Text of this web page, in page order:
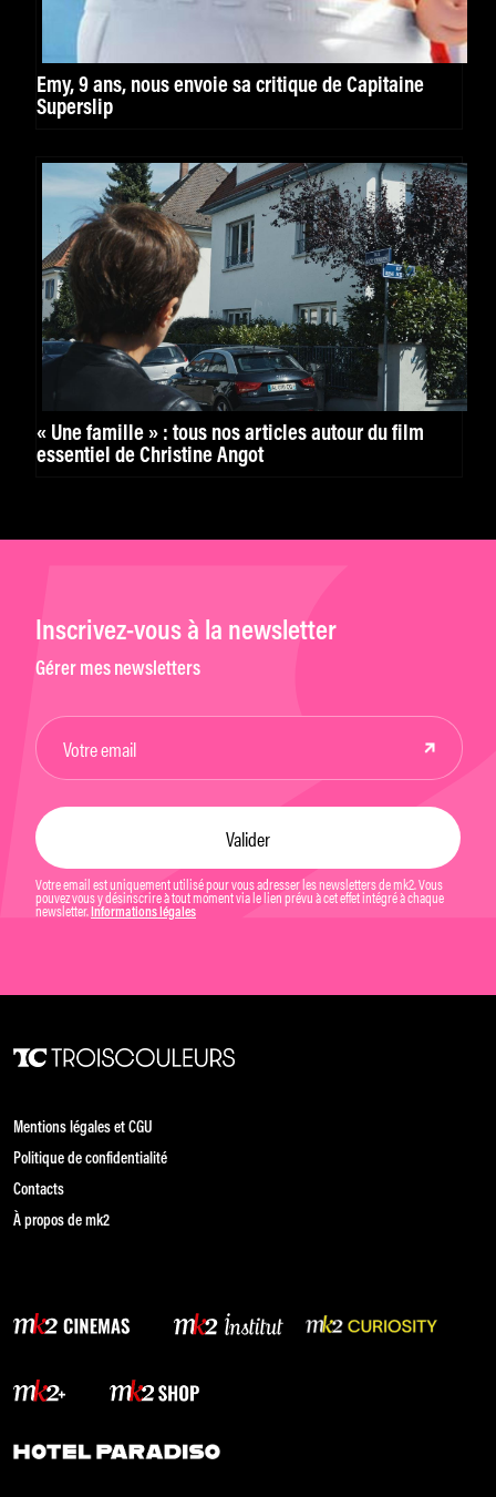
Emy, 9 ans, nous envoie sa critique de Capitaine
Superslip
« Une famille » : tous nos articles autour du film
essentiel de Christine Angot
Inscrivez-vous à la newsletter
Gérer mes newsletters
Votre email est uniquement utilisé pour vous adresser les newsletters de mk2. Vous
pouvez vous y désinscrire à tout moment via le lien prévu à cet effet intégré à chaque
newsletter. Informations légales
Mentions légales et CGU
Politique de confidentialité
Contacts
À propos de mk2